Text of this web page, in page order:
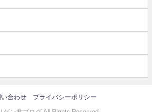
い合わせ プライバシーポリシー